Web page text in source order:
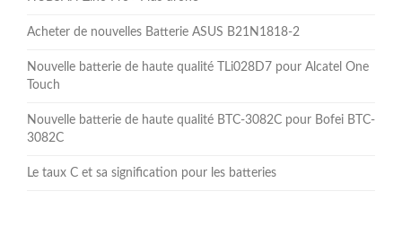
Acheter de nouvelles Batterie ASUS B21N1818-2
Nouvelle batterie de haute qualité TLi028D7 pour Alcatel One
Touch
Nouvelle batterie de haute qualité BTC-3082C pour Bofei BTC-
3082C
Le taux C et sa signification pour les batteries